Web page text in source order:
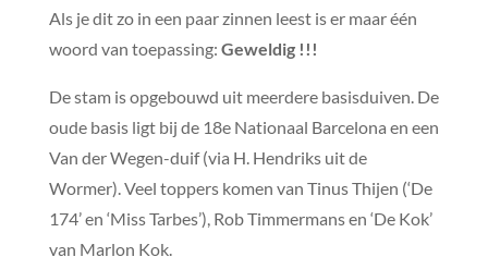
Als je dit zo in een paar zinnen leest is er maar één
woord van toepassing: Geweldig !!!
De stam is opgebouwd uit meerdere basisduiven. De
oude basis ligt bij de 18e Nationaal Barcelona en een
Van der Wegen-duif (via H. Hendriks uit de
Wormer). Veel toppers komen van Tinus Thijen (‘De
174’ en ‘Miss Tarbes’), Rob Timmermans en ‘De Kok’
van Marlon Kok.